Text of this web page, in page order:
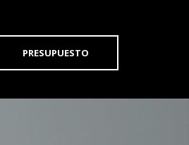
PRESUPUESTO